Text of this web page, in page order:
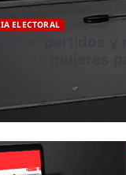
ELECTORAL
partidos y
de mujeres
julio 15, 2026